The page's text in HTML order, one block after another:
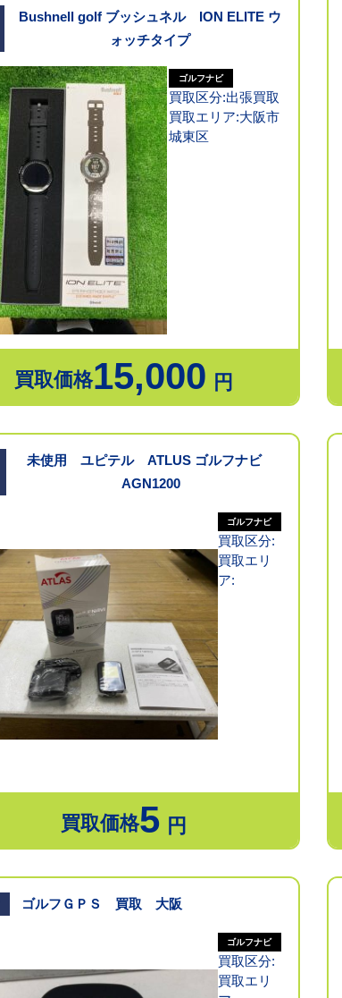
Bushnell golf ブッシュネル ION ELITE ウ
ォッチタイプ
ゴルフナビ
買取区分:出張買取
買取エリア:大阪市
城東区
買取価格15,000 円
未使用 ユピテル ATLUS ゴルフナビ
AGN1200
ゴルフナビ
買取区分:
買取エリ
ア:
買取価格5 円
ゴルフＧＰＳ 買取 大阪
ゴルフナビ
買取区分:
買取エリ